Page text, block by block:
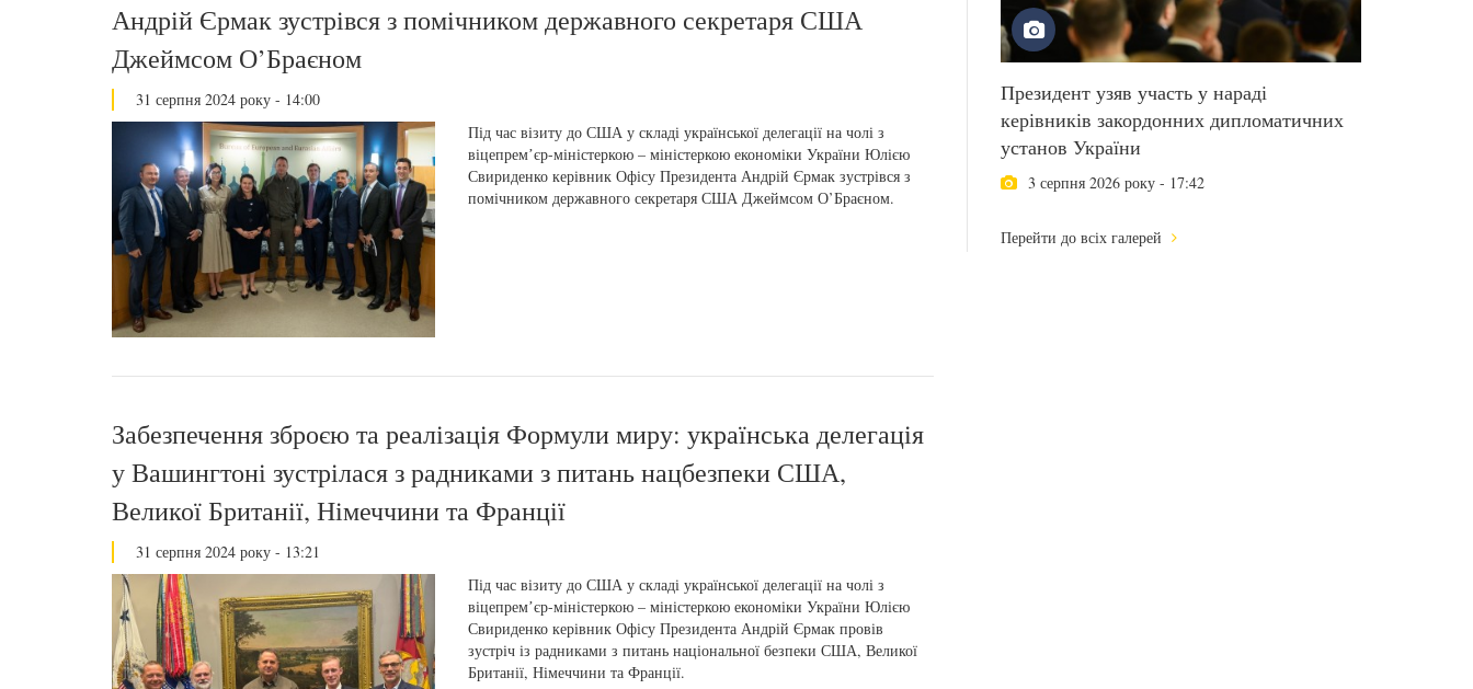
Президент узяв участь у нараді
керівників закордонних дипломатичних
установ України
3 серпня 2026 року - 17:42
Перейти до всіх галерей
Андрій Єрмак зустрівся з помічником державного секретаря США
Джеймсом О’Браєном
31 серпня 2024 року - 14:00
Під час візиту до США у складі української делегації на чолі з
віцепремʼєр-міністеркою – міністеркою економіки України Юлією
Свириденко керівник Офісу Президента Андрій Єрмак зустрівся з
помічником державного секретаря США Джеймсом О’Браєном.
Забезпечення зброєю та реалізація Формули миру: українська делегація
у Вашингтоні зустрілася з радниками з питань нацбезпеки США,
Великої Британії, Німеччини та Франції
31 серпня 2024 року - 13:21
Під час візиту до США у складі української делегації на чолі з
віцепремʼєр-міністеркою – міністеркою економіки України Юлією
Свириденко керівник Офісу Президента Андрій Єрмак провів
зустріч із радниками з питань національної безпеки США, Великої
Британії, Німеччини та Франції.